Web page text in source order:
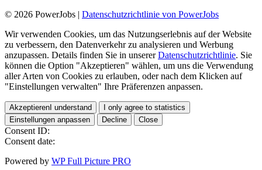
© 2026 PowerJobs | Datenschutzrichtlinie von PowerJobs
Wir verwenden Cookies, um das Nutzungserlebnis auf der Website
zu verbessern, den Datenverkehr zu analysieren und Werbung
anzupassen. Details finden Sie in unsererDatenschutzrichtlinie. Sie
können die Option "Akzeptieren" wählen, um uns die Verwendung
aller Arten von Cookies zu erlauben, oder nach dem Klicken auf
"Einstellungen verwalten" Ihre Präferenzen anpassen.
Akzeptieren I understand
I only agree to statistics
Einstellungen anpassen
Decline Close
Consent ID:
Consent date:
Powered by WP Full Picture PRO